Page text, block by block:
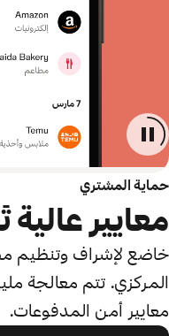
حماية المشتري
معايير
خاضع لإشراف وتنظيم
المركزي. تتم معالجة
معايير أمن المدفوعات.